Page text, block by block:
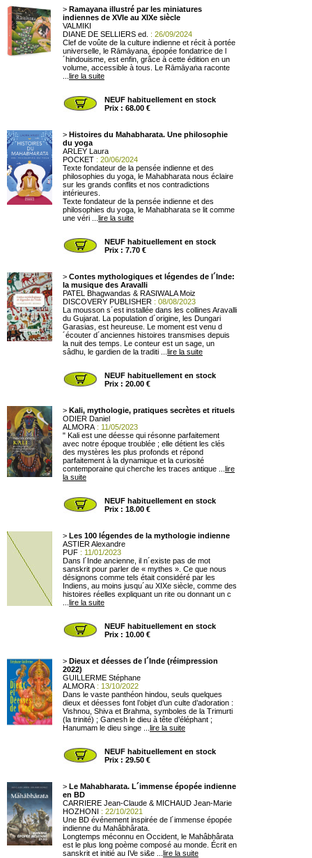
> Ramayana illustré par les miniatures
indiennes de XVIe au XIXe siècle
VALMIKI
DIANE DE SELLIERS ed. : 26/09/2024
Clef de voûte de la culture indienne et récit à portée
universelle, le Rāmāyana, épopée fondatrice de l
´hindouisme, est enfin, grâce à cette édition en un
volume, accessible à tous. Le Rāmāyaṅa raconte
lire la suite
NEUF habituellement en stock
Prix : 68.00 €
> Histoires du Mahabharata. Une philosophie
du yoga
ARLEY Laura
POCKET : 20/06/2024
Texte fondateur de la pensée indienne et des
philosophies du yoga, le Mahabharata nous éclaire
sur les grands conflits et nos contradictions
intérieures.
Texte fondateur de la pensée indienne et des
philosophies du yoga, le Mahabharata se lit comme
une véri ... lire la suite
NEUF habituellement en stock
Prix : 7.70 €
> Contes mythologiques et légendes de l´Inde:
la musique des Aravalli
PATEL Bhagwandas & RASIWALA Moiz
DISCOVERY PUBLISHER : 08/08/2023
La mousson s´est installée dans les collines Aravalli
du Gujarat. La population d´origine, les Dungari
Garasias, est heureuse. Le moment est venu d
´écouter d´anciennes histoires transmises depuis
la nuit des temps. Le conteur est un sage, un
sâdhu, le gardien de la traditi ... lire la suite
NEUF habituellement en stock
Prix : 20.00 €
> Kali, mythologie, pratiques secrètes et rituels
ODIER Daniel
ALMORA : 11/05/2023
" Kali est une déesse qui résonne parfaitement
avec notre époque troublée ; elle détient les clés
des mystères les plus profonds et répond
parfaitement à la dynamique et la curiosité
contemporaine qui cherche les traces antique ... lire
la suite
NEUF habituellement en stock
Prix : 18.00 €
> Les 100 légendes de la mythologie indienne
ASTIER Alexandre
PUF : 11/01/2023
Dans l´Inde ancienne, il n´existe pas de mot
sanskrit pour parler de « mythes ». Ce que nous
désignons comme tels était considéré par les
Indiens, au moins jusqu´au XIXe siècle, comme des
histoires réelles expliquant un rite ou donnant un c
lire la suite
NEUF habituellement en stock
Prix : 10.00 €
> Dieux et déesses de l´Inde (réimpression
2022)
GUILLERME Stéphane
ALMORA : 13/10/2022
Dans le vaste panthéon hindou, seuls quelques
dieux et déesses font l’objet d’un culte d’adoration :
Vishnou, Shiva et Brahma, symboles de la Trimurti
(la trinité) ; Ganesh le dieu à tête d’éléphant ;
Hanumam le dieu singe ... lire la suite
NEUF habituellement en stock
Prix : 29.50 €
> Le Mahabharata. L´immense épopée indienne
en BD
CARRIERE Jean-Claude & MICHAUD Jean-Marie
HOZHONI : 22/10/2021
Une BD événement inspirée de l´immense épopée
indienne du Mahâbhârata.
Longtemps méconnu en Occident, le Mahâbhârata
est le plus long poème composé au monde. Écrit en
sanskrit et initié au IVe si&e ... lire la suite